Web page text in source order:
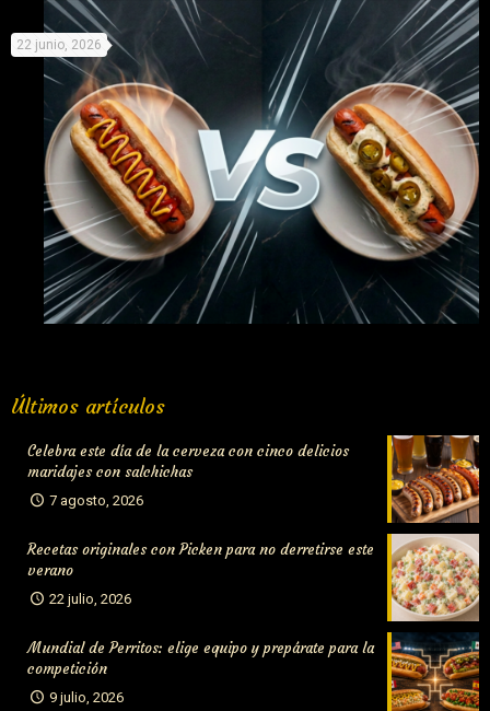
competición
22 junio, 2026
Últimos artículos
Celebra este día de la cerveza con cinco delicios
maridajes con salchichas
7 agosto, 2026
Recetas originales con Picken para no derretirse este
verano
22 julio, 2026
Mundial de Perritos: elige equipo y prepárate para la
competición
9 julio, 2026